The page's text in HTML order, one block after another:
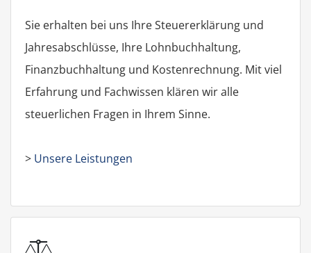
Sie erhalten bei uns Ihre Steuererklärung und
Jahresabschlüsse, Ihre Lohnbuchhaltung,
Finanzbuchhaltung und Kostenrechnung. Mit viel
Erfahrung und Fachwissen klären wir alle
steuerlichen Fragen in Ihrem Sinne.
> Unsere Leistungen